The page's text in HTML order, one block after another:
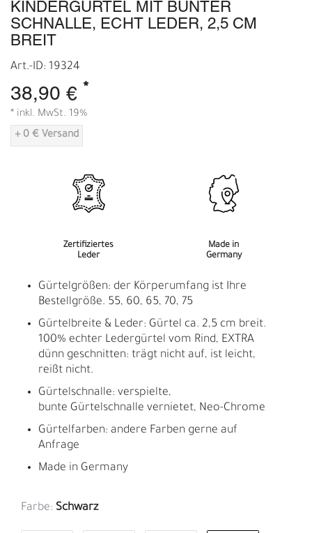
KINDERGÜRTEL MIT BUNTER
SCHNALLE, ECHT LEDER, 2,5 CM
BREIT
Art.-ID: 19324
38,90 € *
* inkl. MwSt. 19%
+ 0 € Versand
Zertifiziertes
Leder
Made in
Germany
Gürtelgrößen: der Körperumfang ist Ihre
Bestellgröße. 55, 60, 65, 70, 75
Gürtelbreite & Leder: Gürtel ca. 2,5 cm breit.
100% echter Ledergürtel vom Rind, EXTRA
dünn geschnitten: trägt nicht auf, ist leicht,
reißt nicht.
Gürtelschnalle: verspielte,
bunte Gürtelschnalle vernietet, Neo-Chrome
Gürtelfarben: andere Farben gerne auf
Anfrage
Made in Germany
Farbe: Schwarz